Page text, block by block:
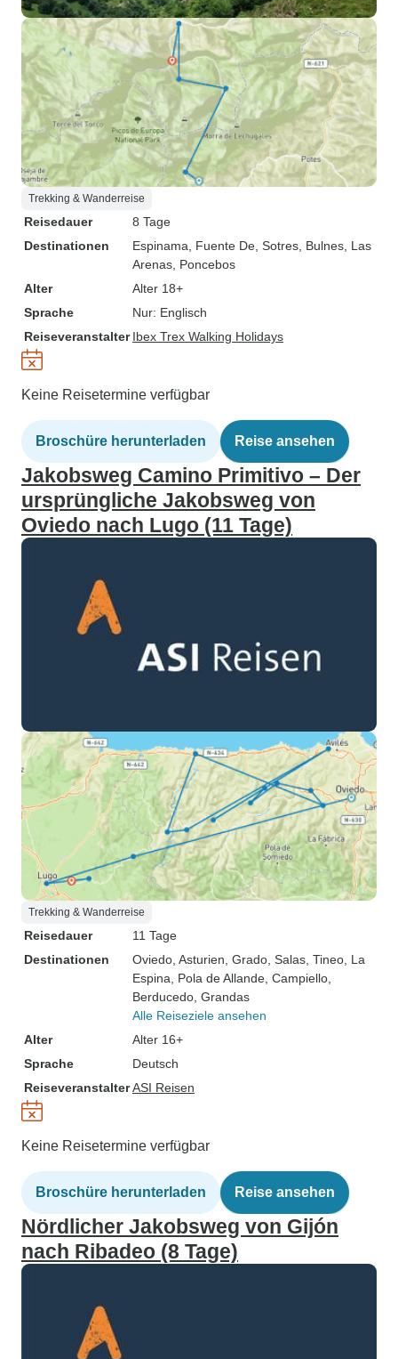
Trekking & Wanderreise
Reisedauer
8 Tage
Destinationen
Espinama , Fuente De , Sotres , Bulnes , Las
Arenas , Poncebos
Alter
Alter 18+
Sprache
Nur: Englisch
Reiseveranstalter Ibex Trex Walking Holidays
Keine Reisetermine verfügbar
Broschüre herunterladen Reise ansehen
Jakobsweg Camino Primitivo – Der
ursprüngliche Jakobsweg von
Oviedo nach Lugo (11 Tage)
Trekking & Wanderreise
Reisedauer
11 Tage
Destinationen
Oviedo , Asturien , Grado , Salas , Tineo , La
Espina , Pola de Allande , Campiello
Berducedo , Grandas
Alle Reiseziele ansehen
Alter
Alter 16+
Sprache
Deutsch
ReiseveranstalterASI Reisen
Keine Reisetermine verfügbar
Broschüre herunterladen Reise ansehen
Nördlicher Jakobsweg von Gijón
nach Ribadeo (8 Tage)